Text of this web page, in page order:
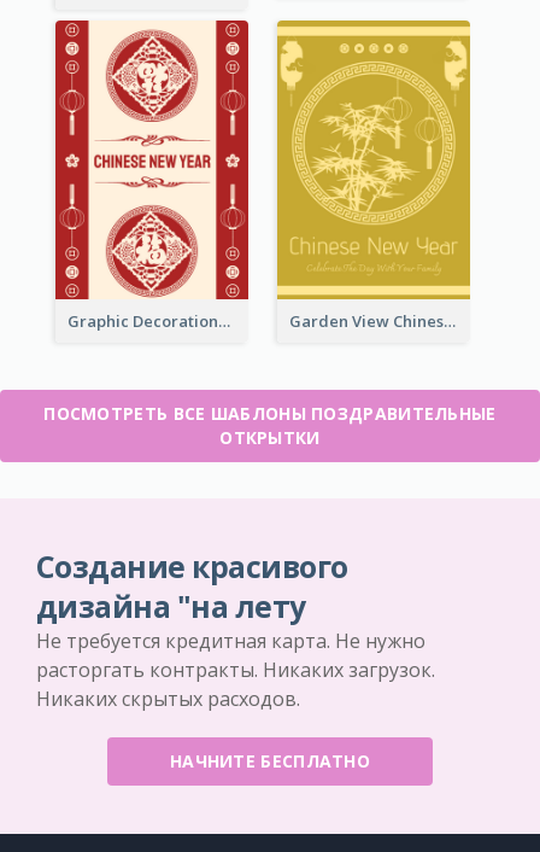
Graphic Decorations Chinese New Year Greeting Card Garden View Chinese New Year Greeting Card
ПОСМОТРЕТЬ ВСЕ ШАБЛОНЫ ПОЗДРАВИТЕЛЬНЫЕ
ОТКРЫТКИ
Создание красивого
дизайна "на лету
Не требуется кредитная карта. Не нужно
расторгать контракты. Никаких загрузок.
Никаких скрытых расходов.
НАЧНИТЕ БЕСПЛАТНО